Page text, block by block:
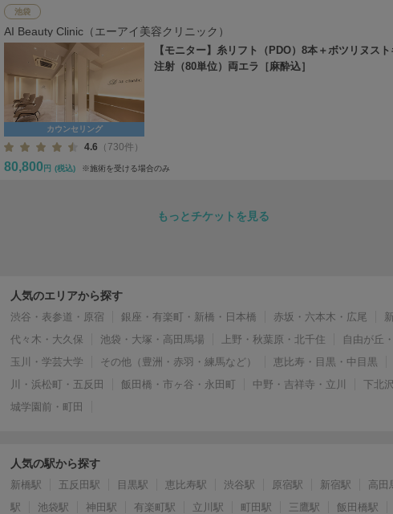
池袋
AI Beauty Clinic（エーアイ美容クリニック）
カウンセリング
【モニター】糸リフト（PDO）8本＋ボツリヌス
注射（80単位）両エラ［麻酔込］
4.6 （730件）
80,800 円 (税込) ※施術を受ける場合のみ
もっとチケットを見る
人気のエリアから探す
渋谷・表参道・原宿 銀座・有楽町・新橋・日本橋 赤坂・六本木・広尾
代々木・大久保
池袋・大塚・高田馬場 上野・秋葉原・北千住
自由が丘
玉川・学芸大学
その他（豊洲・赤羽・練馬など）
恵比寿・目黒・中目黒
川・浜松町・五反田
飯田橋・市ヶ谷・永田町 中野・吉祥寺・立川
下北
城学園前・町田
人気の駅から探す
新橋駅 五反田駅 目黒駅 恵比寿駅 渋谷駅 原宿駅 新宿駅
高田
駅
池袋駅 神田駅 有楽町駅 立川駅 町田駅 三鷹駅 飯田橋駅